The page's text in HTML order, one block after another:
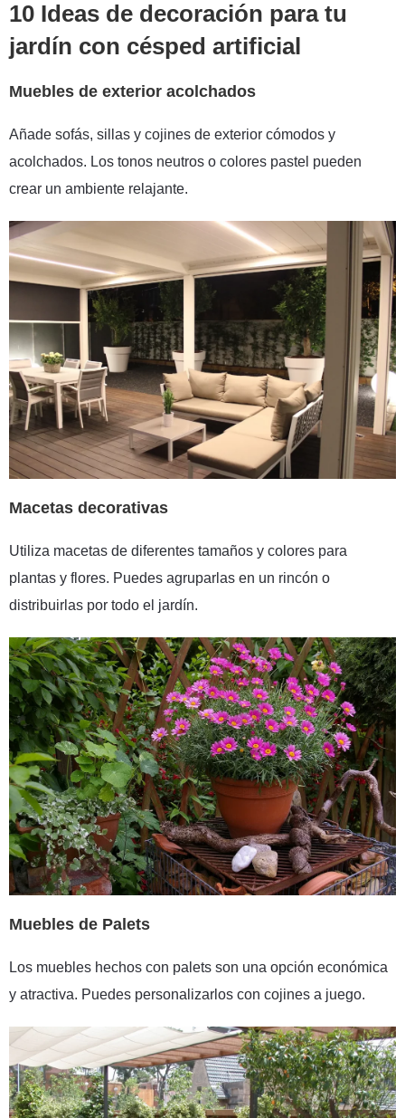
10 Ideas de decoración para tu
jardín con césped artificial
Muebles de exterior acolchados
Añade sofás, sillas y cojines de exterior cómodos y
acolchados. Los tonos neutros o colores pastel pueden
crear un ambiente relajante.
Macetas decorativas
Utiliza macetas de diferentes tamaños y colores para
plantas y flores. Puedes agruparlas en un rincón o
distribuirlas por todo el jardín.
Muebles de Palets
Los muebles hechos con palets son una opción económica
y atractiva. Puedes personalizarlos con cojines a juego.